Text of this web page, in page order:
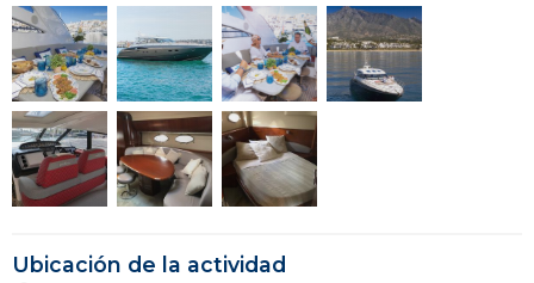
Ubicación de la actividad